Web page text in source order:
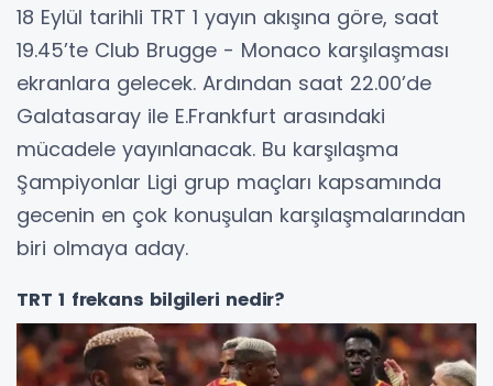
18 Eylül tarihli TRT 1 yayın akışına göre, saat
19.45’te Club Brugge - Monaco karşılaşması
ekranlara gelecek. Ardından saat 22.00’de
Galatasaray ile E.Frankfurt arasındaki
mücadele yayınlanacak. Bu karşılaşma
Şampiyonlar Ligi grup maçları kapsamında
gecenin en çok konuşulan karşılaşmalarından
biri olmaya aday.
TRT 1 frekans bilgileri nedir?